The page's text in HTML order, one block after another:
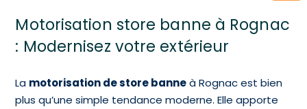
Motorisation store banne à Rognac
: Modernisez votre extérieur
La motorisation de store banneà Rognac est bien
plus qu’une simple tendance moderne. Elle apporte